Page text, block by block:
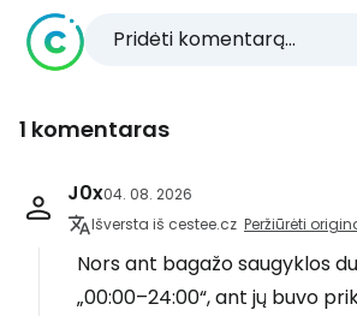
Pridėti komentarą...
1 komentaras
J0x04. 08. 2026
Išversta iš cestee.cz Peržiūrėti
Nors ant bagažo saugyklos
„00:00–24:00“, ant jų buvo